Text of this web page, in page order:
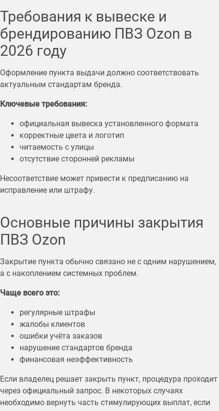
Требования к вывеске и
брендированию ПВЗ Ozon в
2026 году
Оформление пункта выдачи должно соответствовать
актуальным стандартам бренда.
Ключевые требования:
официальная вывеска установленного формата
корректные цвета и логотип
читаемость с улицы
отсутствие сторонней рекламы
Несоответствие может привести к предписанию на
исправление или штрафу.
Основные причины закрытия
ПВЗ Ozon
Закрытие пункта обычно связано не с одним нарушением,
а с накоплением системных проблем.
Чаще всего это:
регулярные штрафы
жалобы клиентов
ошибки учёта заказов
нарушение стандартов бренда
финансовая неэффективность
Если владелец решает закрыть пункт, процедура проходит
через официальный запрос. В некоторых случаях
необходимо вернуть часть стимулирующих выплат, если